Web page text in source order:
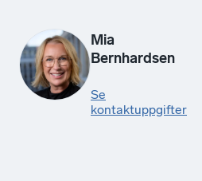
Mia
Bernhardsen
Se
kontaktuppgifter